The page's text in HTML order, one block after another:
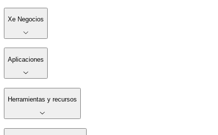
Xe Negocios
Aplicaciones
Herramientas y recursos